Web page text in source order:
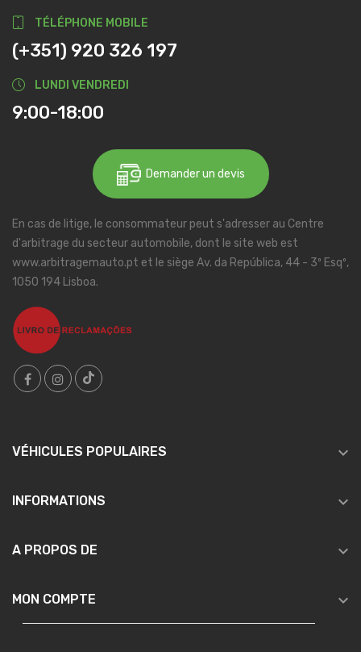
TÉLÉPHONE MOBILE
(+351) 920 326 197
LUNDI VENDREDI
9:00-18:00
Demander un devis
En cas de litige, le consommateur peut s'adresser au Centre
d'arbitrage du secteur automobile, dont le site web est
www.arbitragemauto.pt et le siège Av. da República, 44 - 3º Esqº,
1050 194 Lisboa.
VÉHICULES POPULAIRES 
INFORMATIONS 
A PROPOS DE 
MON COMPTE 